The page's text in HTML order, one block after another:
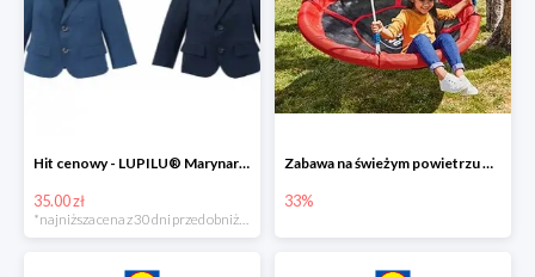
Hit cenowy - LUPILU® Marynarka chłopięca
35.00 zł
Zabawa na świeżym powietrzu w Lidlu do -33%
33%